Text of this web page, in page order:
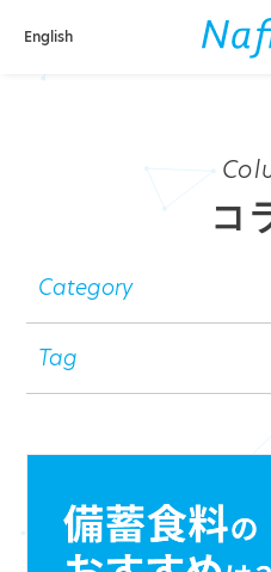
English
コ
Category
Tag